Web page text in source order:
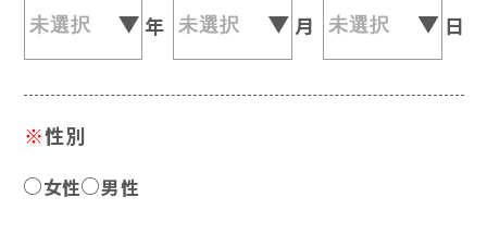
年 月 日
※性別
女性 男性